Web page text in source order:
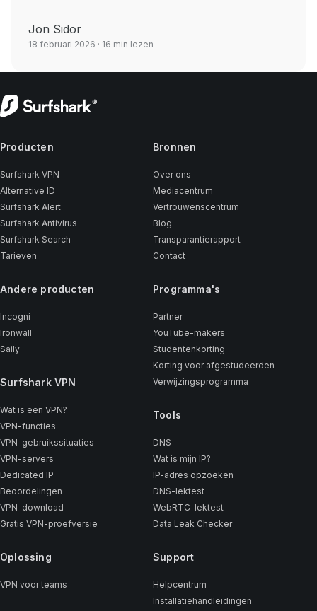
Jon Sidor
18 februari 2026 · 16 min lezen
Producten
Surfshark VPN
Alternative ID
Surfshark Alert
Surfshark Antivirus
Surfshark Search
Tarieven
Andere producten
Incogni
Ironwall
Saily
Surfshark VPN
Wat is een VPN?
VPN-functies
VPN-gebruikssituaties
VPN-servers
Dedicated IP
Beoordelingen
VPN-download
Gratis VPN-proefversie
Oplossing
VPN voor teams
Bronnen
Over ons
Mediacentrum
Vertrouwenscentrum
Blog
Transparantierapport
Contact
Programma's
Partner
YouTube-makers
Studentenkorting
Korting voor afgestudeerden
Verwijzingsprogramma
Tools
DNS
Wat is mijn IP?
IP-adres opzoeken
DNS-lektest
WebRTC-lektest
Data Leak Checker
Support
Helpcentrum
Installatiehandleidingen